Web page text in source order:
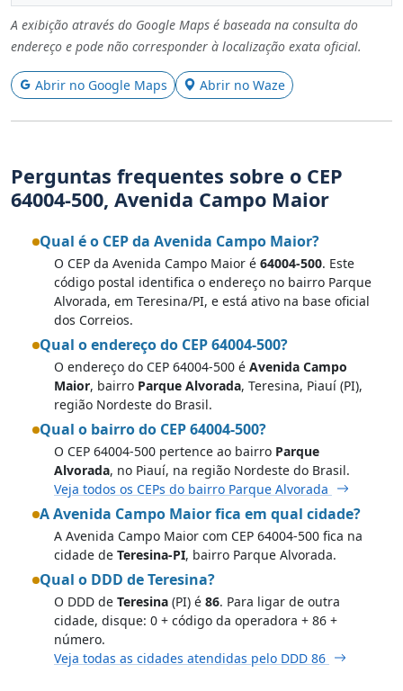
A exibição através do Google Maps é baseada na consulta do
endereço e pode não corresponder à localização exata oficial.
Abrir no Google Maps Abrir no Waze
Perguntas frequentes sobre o CEP
64004-500, Avenida Campo Maior
Qual é o CEP da Avenida Campo Maior?
O CEP da Avenida Campo Maior é 64004-500. Este
código postal identifica o endereço no bairro Parque
Alvorada, em Teresina/PI, e está ativo na base oficial
dos Correios.
Qual o endereço do CEP 64004-500?
O endereço do CEP 64004-500 é Avenida Campo
Maior, bairro Parque Alvorada, Teresina, Piauí (PI),
região Nordeste do Brasil.
Qual o bairro do CEP 64004-500?
O CEP 64004-500 pertence ao bairro Parque
Alvorada, no Piauí, na região Nordeste do Brasil.
Veja todos os CEPs do bairro Parque Alvorada
A Avenida Campo Maior fica em qual cidade?
A Avenida Campo Maior com CEP 64004-500 fica na
cidade de Teresina-PI, bairro Parque Alvorada.
Qual o DDD de Teresina?
O DDD de Teresina (PI) é 86. Para ligar de outra
cidade, disque: 0 + código da operadora + 86 +
número.
Veja todas as cidades atendidas pelo DDD 86